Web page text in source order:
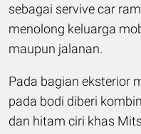
sebagai servive car
menolong keluarga
maupun jalanan.
Pada bagian eksterior
pada bodi diberi
dan hitam ciri khas